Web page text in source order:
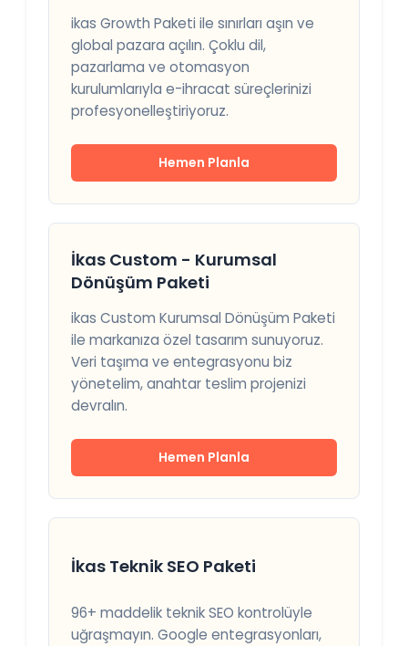
ikas Growth Paketi ile sınırları aşın ve
global pazara açılın. Çoklu dil,
pazarlama ve otomasyon
kurulumlarıyla e-ihracat süreçlerinizi
profesyonelleştiriyoruz.
Hemen Planla
İkas Custom - Kurumsal
Dönüşüm Paketi
ikas Custom Kurumsal Dönüşüm Paketi
ile markanıza özel tasarım sunuyoruz.
Veri taşıma ve entegrasyonu biz
yönetelim, anahtar teslim projenizi
devralın.
Hemen Planla
İkas Teknik SEO Paketi
96+ maddelik teknik SEO kontrolüyle
uğraşmayın. Google entegrasyonları,